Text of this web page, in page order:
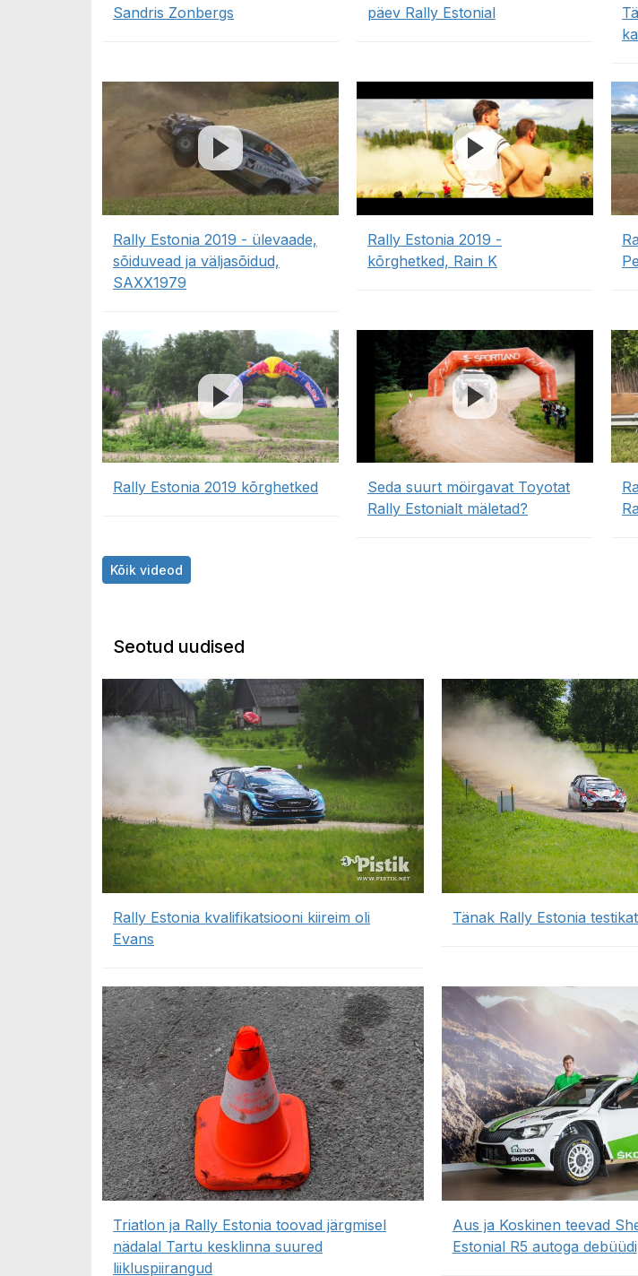
Sandris Zonbergs
päev Rally Estonial
Rally Estonia 2019 - ülevaade,
sõiduvead ja väljasõidud,
SAXX1979
Rally Estonia 2019 -
kõrghetked, Rain K
Rally Estonia 2019 kõrghetked
Seda suurt möirgavat Toyotat
Rally Estonialt mäletad?
Kõik videod
Seotud uudised
Rally Estonia kvalifikatsiooni kiireim oli
Evans
Tänak Rally Estonia
Triatlon ja Rally Estonia toovad järgmisel
nädalal Tartu kesklinna suured
liikluspiirangud
Aus ja Koskinen teevad
Estonial R5 autoga debüüdi